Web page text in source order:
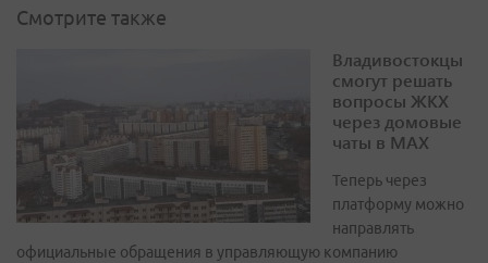
Смотрите также
Владивостокцы
смогут решать
вопросы ЖКХ
через домовые
чаты в МАХ
Теперь через
платформу можно
направлять
официальные обращения в управляющую компанию